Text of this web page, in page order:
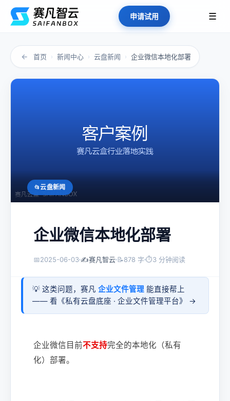
申请试用 ☰
← 首页 › 新闻中心 › 云盘新闻 › 企业微信本地化部署
云盘新闻
企业微信本地化部署
📅2025-06-03 ✍️赛凡智云 📝878 字 ⏱3 分钟阅读
💡 这类问题，赛凡 企业文件管理 能直接帮上
—— 看《私有云盘底座 · 企业文件管理平台》 →
企业微信目前不支持完全的本地化（私有
化）部署。